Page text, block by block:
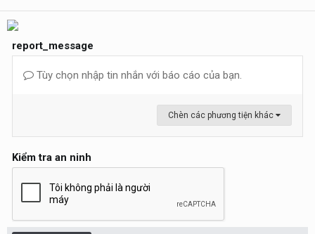
report_message
Tùy chọn nhập tin nhắn với báo cáo của bạn.
Chèn các phương tiện khác
Kiểm tra an ninh